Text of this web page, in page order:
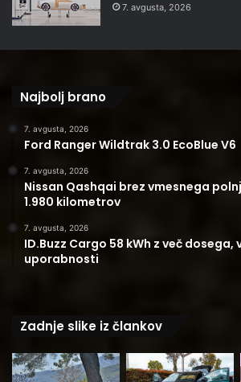
7. avgusta, 2026
Najbolj brano
7. avgusta, 2026
Ford Ranger Wildtrak 3.0 EcoBlue V6
7. avgusta, 2026
Nissan Qashqai brez vmesnega
1.980 kilometrov
7. avgusta, 2026
ID.Buzz Cargo 58 kWh z več dosega,
uporabnosti
Zadnje slike iz člankov